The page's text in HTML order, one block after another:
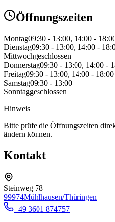
Öffnungszeiten
Montag09:30 - 13:00, 14:00 -
Dienstag09:30 - 13:00, 14:00 -
Mittwochgeschlossen
Donnerstag09:30 - 13:00, 14:00 -
Freitag09:30 - 13:00, 14:00 - 18:00
Samstag09:30 - 13:00
Sonntaggeschlossen
Hinweis
Bitte prüfe die Öffnungszeiten
ändern können.
Kontakt
Steinweg 78
99974Mühlhausen/Thüringen
+49 3601 874757